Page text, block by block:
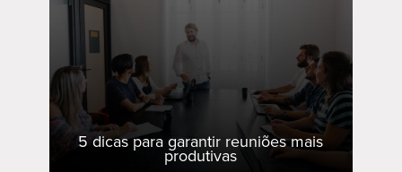
5 dicas para garantir reuniões mais
produtivas